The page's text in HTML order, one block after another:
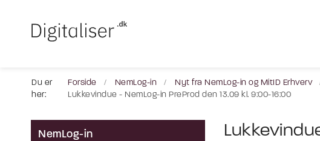
Du er
her:
Forside NemLog-in Nyt fra NemLog-in og MitID Erhverv
Lukkevindue - NemLog-in PreProd den 13.09 kl. 9:00-16:00
NemLog-in